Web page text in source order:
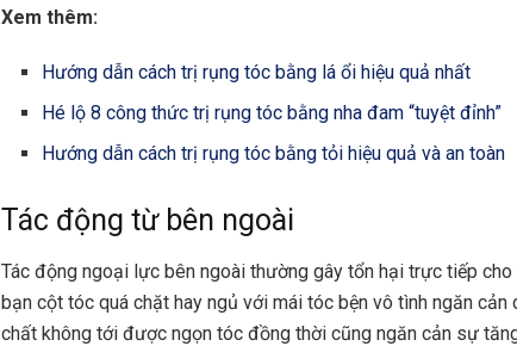
Xem thêm:
Hướng dẫn cách trị rụng tóc bằng lá ổi hiệu quả nhất
Hé lộ 8 công thức trị rụng tóc bằng nha đam “tuyệt đỉnh”
Hướng dẫn cách trị rụng tóc bằng tỏi hiệu quả và an toàn
Tác động từ bên ngoài
Tác động ngoại lực bên ngoài thường gây tổn hại trực tiếp
bạn cột tóc quá chặt hay ngủ với mái tóc bện vô tình ngăn
chất không tới được ngọn tóc đồng thời cũng ngăn cản sự